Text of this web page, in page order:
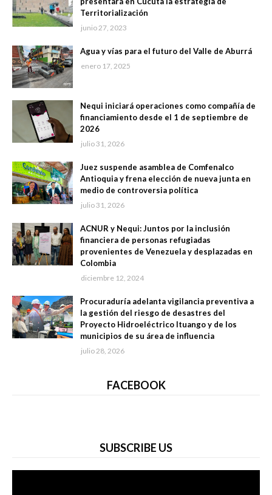
Territorialización
junio 27, 2023
Agua y vías para el futuro del Valle de Aburrá
enero 17, 2025
Nequi iniciará operaciones como compañía de
financiamiento desde el 1 de septiembre de
2026
julio 31, 2026
Juez suspende asamblea de Comfenalco
Antioquia y frena elección de nueva junta en
medio de controversia política
julio 31, 2026
ACNUR y Nequi: Juntos por la inclusión
financiera de personas refugiadas
provenientes de Venezuela y desplazadas en
Colombia
diciembre 12, 2024
Procuraduría adelanta vigilancia preventiva a
la gestión del riesgo de desastres del
Proyecto Hidroeléctrico Ituango y de los
municipios de su área de influencia
julio 28, 2026
FACEBOOK
SUBSCRIBE US